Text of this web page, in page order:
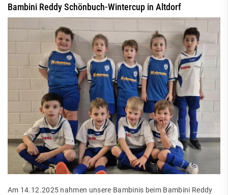
Bambini Reddy Schönbuch-Wintercup in Altdorf
Am 14.12.2025 nahmen unsere Bambinis beim Bambini Reddy